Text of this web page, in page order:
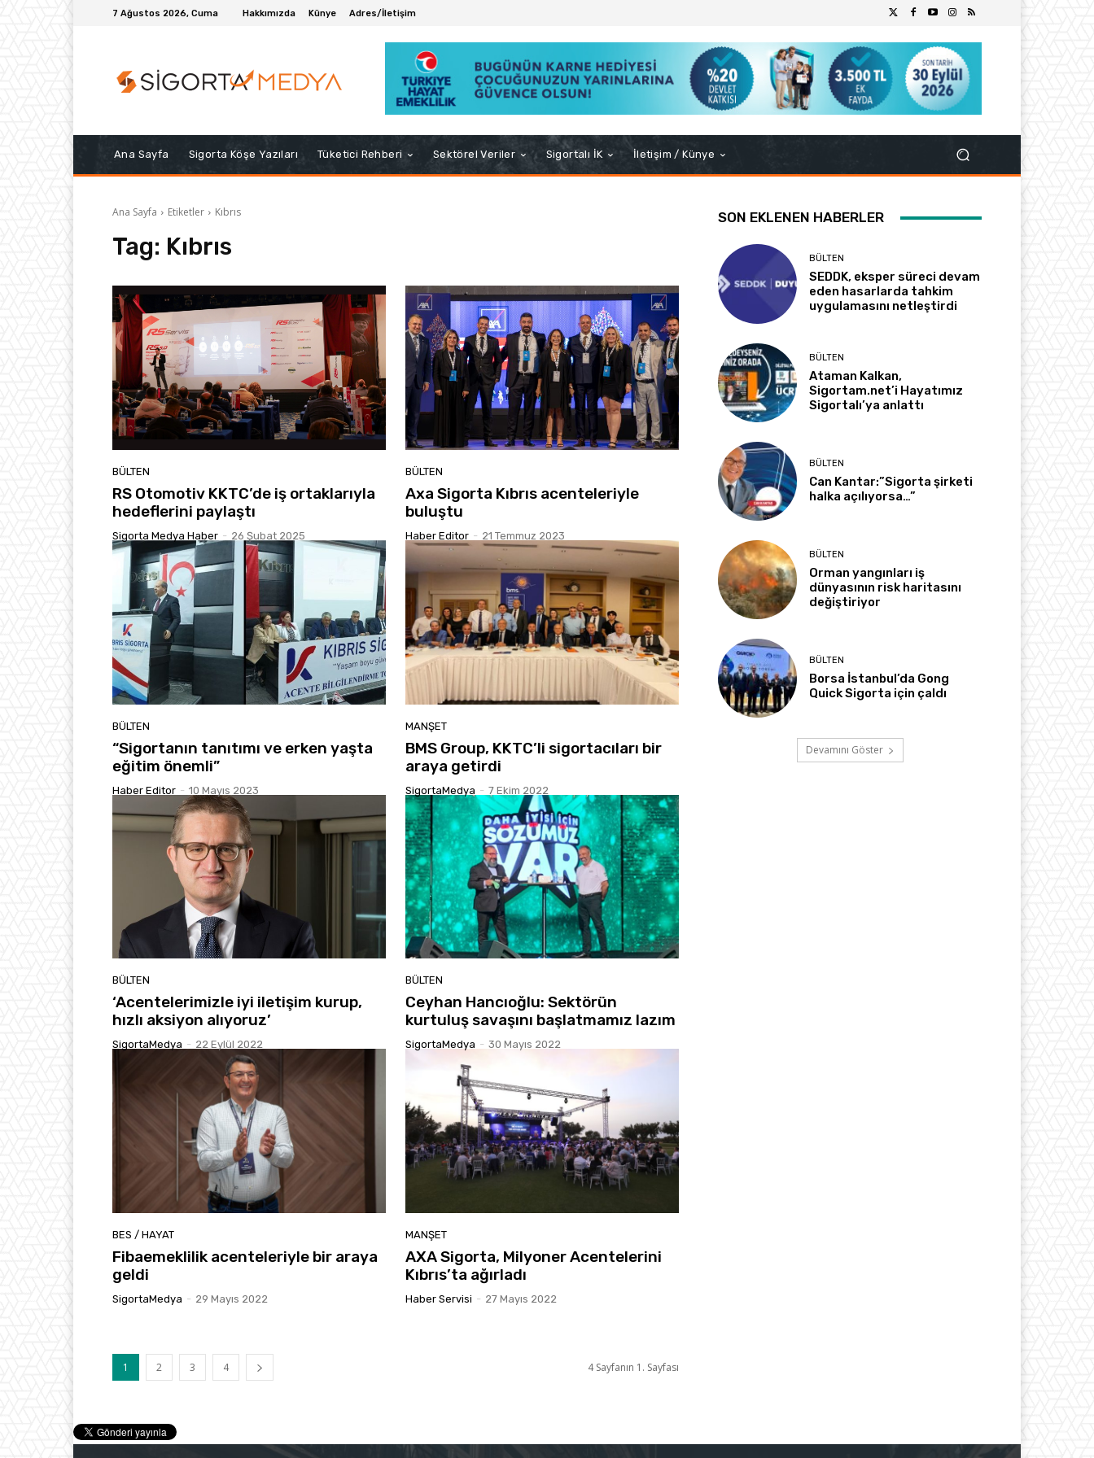
7 Ağustos 2026, Cuma Hakkımızda Künye Adres/İletişim
Ana Sayfa Sigorta Köşe Yazıları Tüketici Rehberi Sektörel Veriler Sigortalı İK İletişim / Künye
Ana Sayfa Etiketler Kıbrıs
Tag: Kıbrıs
BÜLTEN
RS Otomotiv KKTC’de iş ortaklarıyla
hedeflerini paylaştı
Sigorta Medya Haber - 26 Şubat 2025
BÜLTEN
Axa Sigorta Kıbrıs acenteleriyle
buluştu
Haber Editor - 21 Temmuz 2023
BÜLTEN
“Sigortanın tanıtımı ve erken yaşta
eğitim önemli”
Haber Editor - 10 Mayıs 2023
MANŞET
BMS Group, KKTC’li sigortacıları bir
araya getirdi
SigortaMedya - 7 Ekim 2022
BÜLTEN
‘Acentelerimizle iyi iletişim kurup,
hızlı aksiyon alıyoruz’
SigortaMedya - 22 Eylül 2022
BÜLTEN
Ceyhan Hancıoğlu: Sektörün
kurtuluş savaşını başlatmamız lazım
SigortaMedya - 30 Mayıs 2022
BES / HAYAT
Fibaemeklilik acenteleriyle bir araya
geldi
SigortaMedya - 29 Mayıs 2022
MANŞET
AXA Sigorta, Milyoner Acentelerini
Kıbrıs’ta ağırladı
Haber Servisi - 27 Mayıs 2022
1 2 3 4 4 Sayfanın 1. Sayfası
SON EKLENEN HABERLER
BÜLTEN
SEDDK, eksper süreci devam
eden hasarlarda tahkim
uygulamasını netleştirdi
BÜLTEN
Ataman Kalkan,
Sigortam.net’i Hayatımız
Sigortalı’ya anlattı
BÜLTEN
Can Kantar:”Sigorta şirketi
halka açılıyorsa…”
BÜLTEN
Orman yangınları iş
dünyasının risk haritasını
değiştiriyor
BÜLTEN
Borsa İstanbul’da Gong
Quick Sigorta için çaldı
Devamını Göster